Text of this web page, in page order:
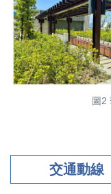
圖2
交通動線